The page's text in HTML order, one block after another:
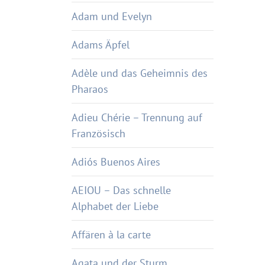
Adam und Evelyn
Adams Äpfel
Adèle und das Geheimnis des
Pharaos
Adieu Chérie – Trennung auf
Französisch
Adiós Buenos Aires
AEIOU – Das schnelle
Alphabet der Liebe
Affären à la carte